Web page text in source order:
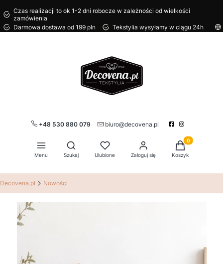
Czas realizacji to ok 1-2 dni robocze w zależności od wielkości
zamówienia
Darmowa dostawa od 199 pln
Tekstylia wysyłamy w ciągu 24h
+48 530 880 079 biuro@decovena.pl
Menu
Otwórz wyszukiwarkę
Szukaj Ulubione Zaloguj się
Produkty w
Koszyk
Decovena.pl Nowości